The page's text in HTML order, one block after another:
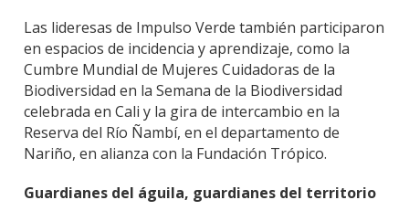
Las lideresas de Impulso Verde también participaron
en espacios de incidencia y aprendizaje, como la
Cumbre Mundial de Mujeres Cuidadoras de la
Biodiversidad en la Semana de la Biodiversidad
celebrada en Cali y la gira de intercambio en la
Reserva del Río Ñambí, en el departamento de
Nariño, en alianza con la Fundación Trópico.
Guardianes del águila, guardianes del territorio